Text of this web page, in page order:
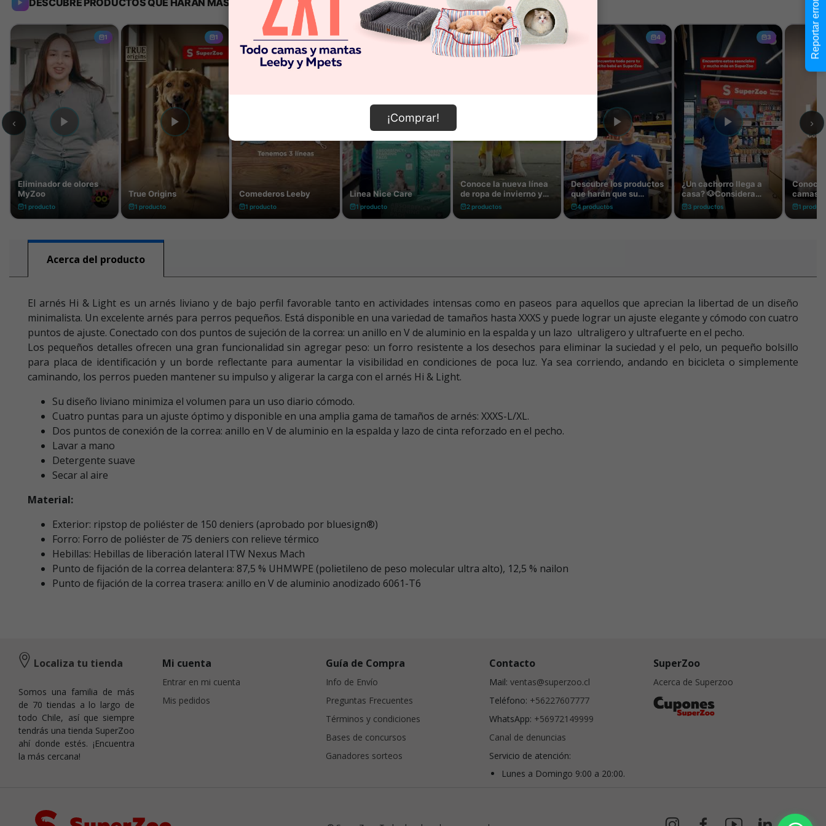
Acerca del producto
El arnés Hi & Light es un arnés liviano y de bajo perfil favorable tanto en actividades intensas como en paseos para aquellos que aprecian la libertad de un diseño
minimalista. Un excelente arnés para perros pequeños. Está disponible en una variedad de tamaños hasta XXXS y puede lograr un ajuste elegante y cómodo con cuatro
puntos de ajuste. Conectado con dos puntos de sujeción de la correa: un anillo en V de aluminio en la espalda y un lazo ultraligero y ultrafuerte en el pecho.
Los pequeños detalles ofrecen una gran funcionalidad sin agregar peso: un forro resistente a los desechos para eliminar la suciedad y el pelo, un pequeño bolsillo
para placa de identificación y un borde reflectante para aumentar la visibilidad en condiciones de poca luz. Ya sea corriendo, andando en bicicleta o simplemente
caminando, los perros pueden mantener su impulso y aligerar la carga con el arnés Hi & Light.
Su diseño liviano minimiza el volumen para un uso diario cómodo.
Cuatro puntas para un ajuste óptimo y disponible en una amplia gama de tamaños de arnés: XXXS-L/XL.
Dos puntos de conexión de la correa: anillo en V de aluminio en la espalda y lazo de cinta reforzado en el pecho.
Lavar a mano
Detergente suave
Secar al aire
Material:
Exterior: ripstop de poliéster de 150 deniers (aprobado por bluesign®)
Forro: Forro de poliéster de 75 deniers con relieve térmico
Hebillas: Hebillas de liberación lateral ITW Nexus Mach
Punto de fijación de la correa delantera: 87,5 % UHMWPE (polietileno de peso molecular ultra alto), 12,5 % nailon
Punto de fijación de la correa trasera: anillo en V de aluminio anodizado 6061-T6
¡Comprar!
Localiza tu tienda
Somos una familia de más
de 70 tiendas a lo largo de
todo Chile, así que siempre
tendrás una tienda SuperZoo
ahí donde estés. ¡Encuentra
la más cercana!
Mi cuenta
Entrar en mi cuenta
Mis pedidos
Guía de Compra
Info de Envío
Preguntas Frecuentes
Términos y condiciones
Bases de concursos
Ganadores sorteos
Contacto
Mail: ventas@superzoo.cl
Teléfono: +56227607777
WhatsApp: +56972149999
Canal de denuncias
Servicio de atención:
Lunes a Domingo 9:00 a 20:00.
SuperZoo
Acerca de Superzoo
Reportar error